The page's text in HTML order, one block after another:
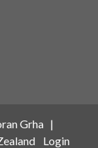
Grha |
Login